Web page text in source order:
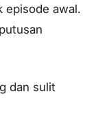
episode awal.
dan sulit